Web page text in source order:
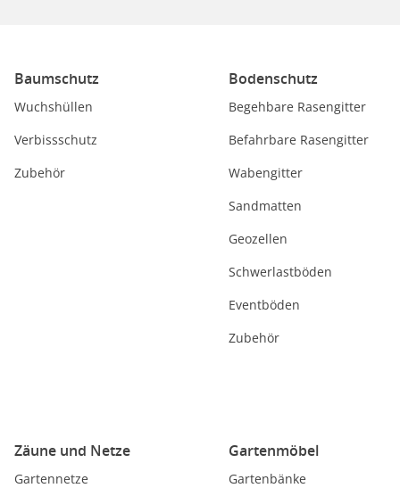
Baumschutz
Wuchshüllen
Verbissschutz
Zubehör
Bodenschutz
Begehbare Rasengitter
Befahrbare Rasengitter
Wabengitter
Sandmatten
Geozellen
Schwerlastböden
Eventböden
Zubehör
Zäune und Netze
Gartennetze
Gartenmöbel
Gartenbänke